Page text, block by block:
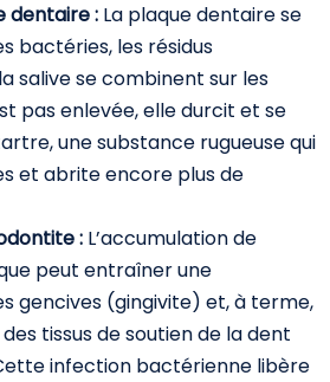
dentaire : La plaque dentaire se
bactéries, les résidus
salive se combinent sur les
pas enlevée, elle durcit et se
une substance rugueuse qui
et abrite encore plus de
: L’accumulation de
peut entraîner une
gencives (gingivite) et, à terme,
tissus de soutien de la dent
infection bactérienne libère